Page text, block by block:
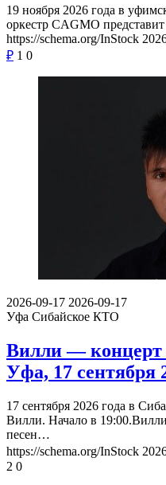
19 ноября 2026 года в
оркестр CAGMO
https://schema.org/InStock
₽ 1 0
2026-09-17 2026-09-17
Уфа Сибайское КТО
Вилли —
Уфа, 17 сентября
17 сентября 2026 года в
Вилли. Начало в
песен…
https://schema.org/InStock
2 0